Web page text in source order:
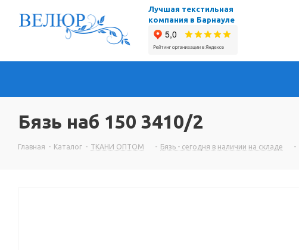
Лучшая текстильная
компания в Барнауле
Бязь наб 150 3410/2
Главная - Каталог - ТКАНИ ОПТОМ - Бязь - сегодня в наличии на складе -